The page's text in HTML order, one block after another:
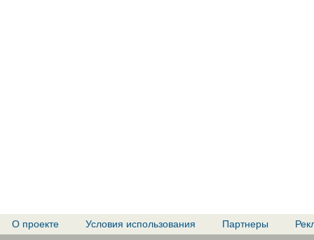
О проекте Условия использования Партнеры